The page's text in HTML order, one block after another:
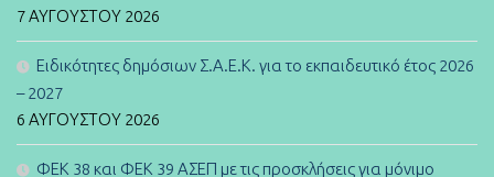
7 ΑΥΓΟΎΣΤΟΥ 2026
Ειδικότητες δημόσιων Σ.Α.Ε.Κ. για το εκπαιδευτικό έτος 2026
– 2027
6 ΑΥΓΟΎΣΤΟΥ 2026
ΦΕΚ 38 και ΦΕΚ 39 ΑΣΕΠ με τις προσκλήσεις για μόνιμο